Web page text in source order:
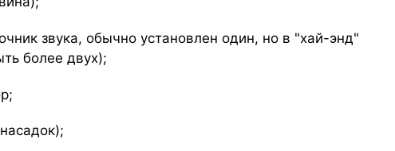
звука, обычно установлен один, но в "хай-энд"
более двух);